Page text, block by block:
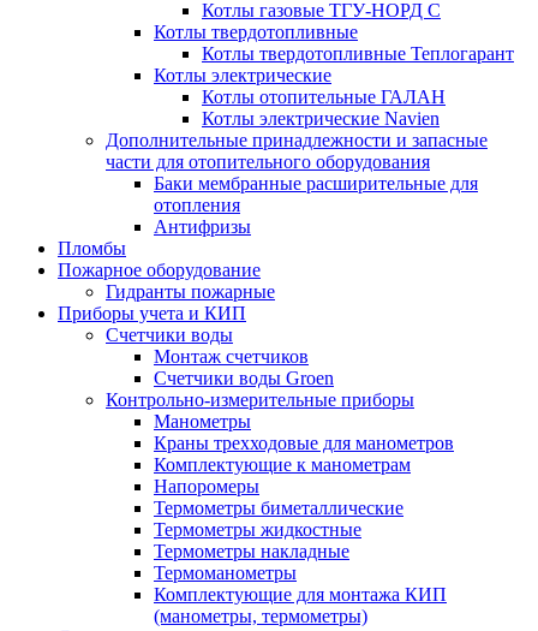
Котлы газовые ТГУ-НОРД С
Котлы твердотопливные
Котлы твердотопливные Теплогарант
Котлы электрические
Котлы отопительные ГАЛАН
Котлы электрические Navien
Дополнительные принадлежности и запасные
части для отопительного оборудования
Баки мембранные расширительные для
отопления
Антифризы
Пломбы
Пожарное оборудование
Гидранты пожарные
Приборы учета и КИП
Счетчики воды
Монтаж счетчиков
Счетчики воды Groen
Контрольно-измерительные приборы
Манометры
Краны трехходовые для манометров
Комплектующие к манометрам
Напоромеры
Термометры биметаллические
Термометры жидкостные
Термометры накладные
Термоманометры
Комплектующие для монтажа КИП
(манометры, термометры)